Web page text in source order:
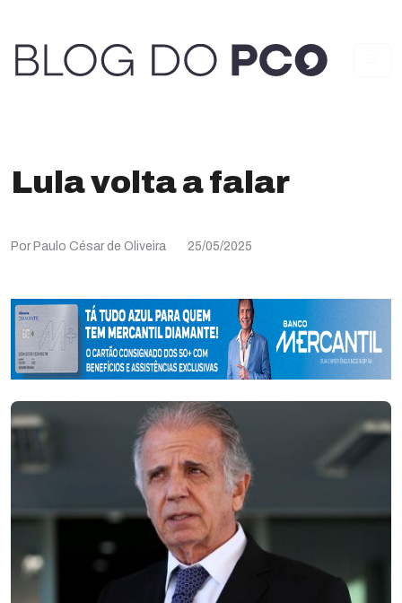
Lula volta a falar
Por Paulo César de Oliveira 25/05/2025